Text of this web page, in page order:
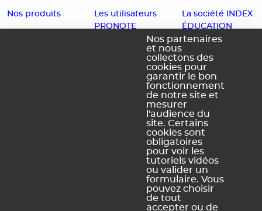
Nos produits
Les utilisateurs
PRONOTE
Enseignants
La société INDEX
ÉDUCATION
Histoire
Offres d'emploi
Contact
Accessibilité :
Partiellement
conforme
Schéma
pluriannuel
d'accessibilité
numérique
Nos partenaires
et nous
collectons des
cookies pour
garantir le bon
fonctionnement
de notre site et
mesurer
l'audience du
site. Certains
cookies sont
obligatoires
pour voir les
tutoriels vidéos
ou valider un
formulaire. Vous
pouvez choisir
de tout
accepter ou de